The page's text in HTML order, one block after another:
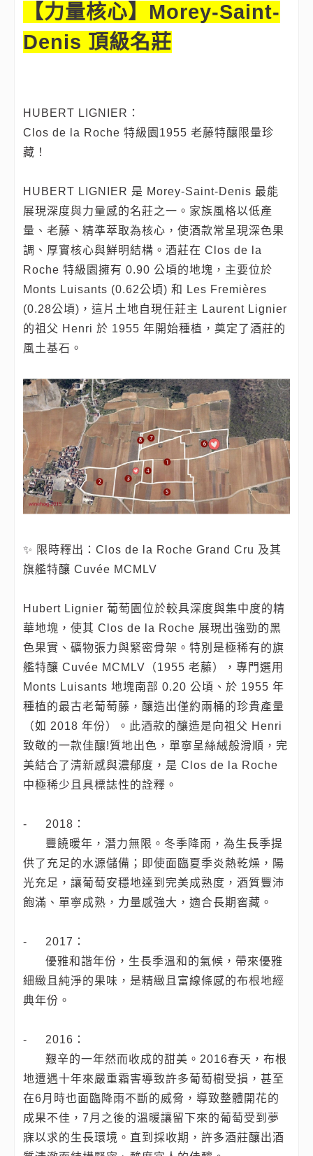
【力量核心】Morey-Saint-
Denis 頂級名莊
HUBERT LIGNIER：
Clos de la Roche 特級園1955 老藤特釀限量珍
藏！
HUBERT LIGNIER 是 Morey-Saint-Denis 最能
展現深度與力量感的名莊之一。家族風格以低產
量、老藤、精準萃取為核心，使酒款常呈現深色果
調、厚實核心與鮮明結構。酒莊在 Clos de la
Roche 特級園擁有 0.90 公頃的地塊，主要位於
Monts Luisants (0.62公頃) 和 Les Fremières
(0.28公頃)，這片土地自現任莊主 Laurent Lignier
的祖父 Henri 於 1955 年開始種植，奠定了酒莊的
風土基石。
✨ 限時釋出：Clos de la Roche Grand Cru 及其
旗艦特釀 Cuvée MCMLV
Hubert Lignier 葡萄園位於較具深度與集中度的精
華地塊，使其 Clos de la Roche 展現出強勁的黑
色果實、礦物張力與緊密骨架。特別是極稀有的旗
艦特釀 Cuvée MCMLV（1955 老藤），專門選用
Monts Luisants 地塊南部 0.20 公頃、於 1955 年
種植的最古老葡萄藤，釀造出僅約兩桶的珍貴產量
（如 2018 年份）。此酒款的釀造是向祖父 Henri
致敬的一款佳釀!質地出色，單寧呈絲絨般滑順，完
美結合了清新感與濃郁度，是 Clos de la Roche
中極稀少且具標誌性的詮釋。
-
2018：
豐饒暖年，潛力無限。冬季降雨，為生長季提
供了充足的水源儲備；即使面臨夏季炎熱乾燥，陽
光充足，讓葡萄安穩地達到完美成熟度，酒質豐沛
飽滿、單寧成熟，力量感強大，適合長期窖藏。
-
2017：
優雅和諧年份，生長季溫和的氣候，帶來優雅
細緻且純淨的果味，是精緻且富線條感的布根地經
典年份。
-
2016：
艱辛的一年然而收成的甜美。2016春天，布根
地遭遇十年來嚴重霜害導致許多葡萄樹受損，甚至
在6月時也面臨降雨不斷的威脅，導致整體開花的
成果不佳，7月之後的溫暖讓留下來的葡萄受到夢
寐以求的生長環境。直到採收期，許多酒莊釀出酒